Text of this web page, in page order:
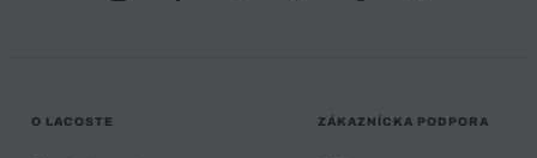
O LACOSTE ZÁKAZNÍCKA PODPORA